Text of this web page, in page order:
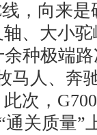
，向来
、大小
种极端
马人、奔
次，
关质量”